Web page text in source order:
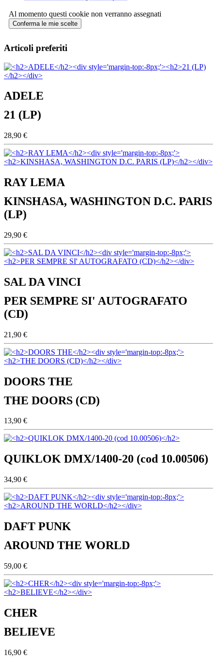
Al momento questi cookie non verranno assegnati
Conferma le mie scelte
Articoli preferiti
ADELE
21 (LP)
28,90 €
RAY LEMA
KINSHASA, WASHINGTON D.C. PARIS
(LP)
29,90 €
SAL DA VINCI
PER SEMPRE SI' AUTOGRAFATO
(CD)
21,90 €
DOORS THE
THE DOORS (CD)
13,90 €
QUIKLOK DMX/1400-20 (cod 10.00506)
34,90 €
DAFT PUNK
AROUND THE WORLD
59,00 €
CHER
BELIEVE
16,90 €